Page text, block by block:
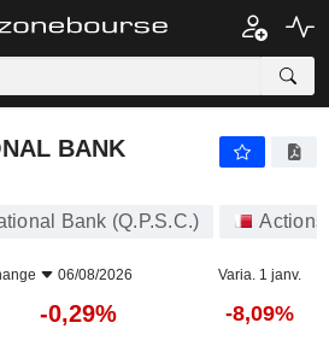
BANK
Bank (Q.P.S.C.) Actions
06/08/2026 Varia. 1 janv.
-0,29% -8,09%